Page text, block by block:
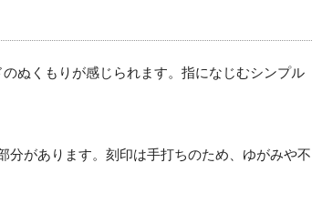
ぬくもりが感じられます。指になじむシンプル
があります。刻印は手打ちのため、ゆがみや不